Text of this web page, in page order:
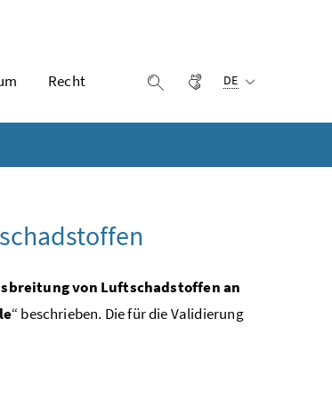
Recht Suche einblenden
Gebärdensprache
DE
von Luftschadstoffen an
“ beschrieben. Die für die Validierung